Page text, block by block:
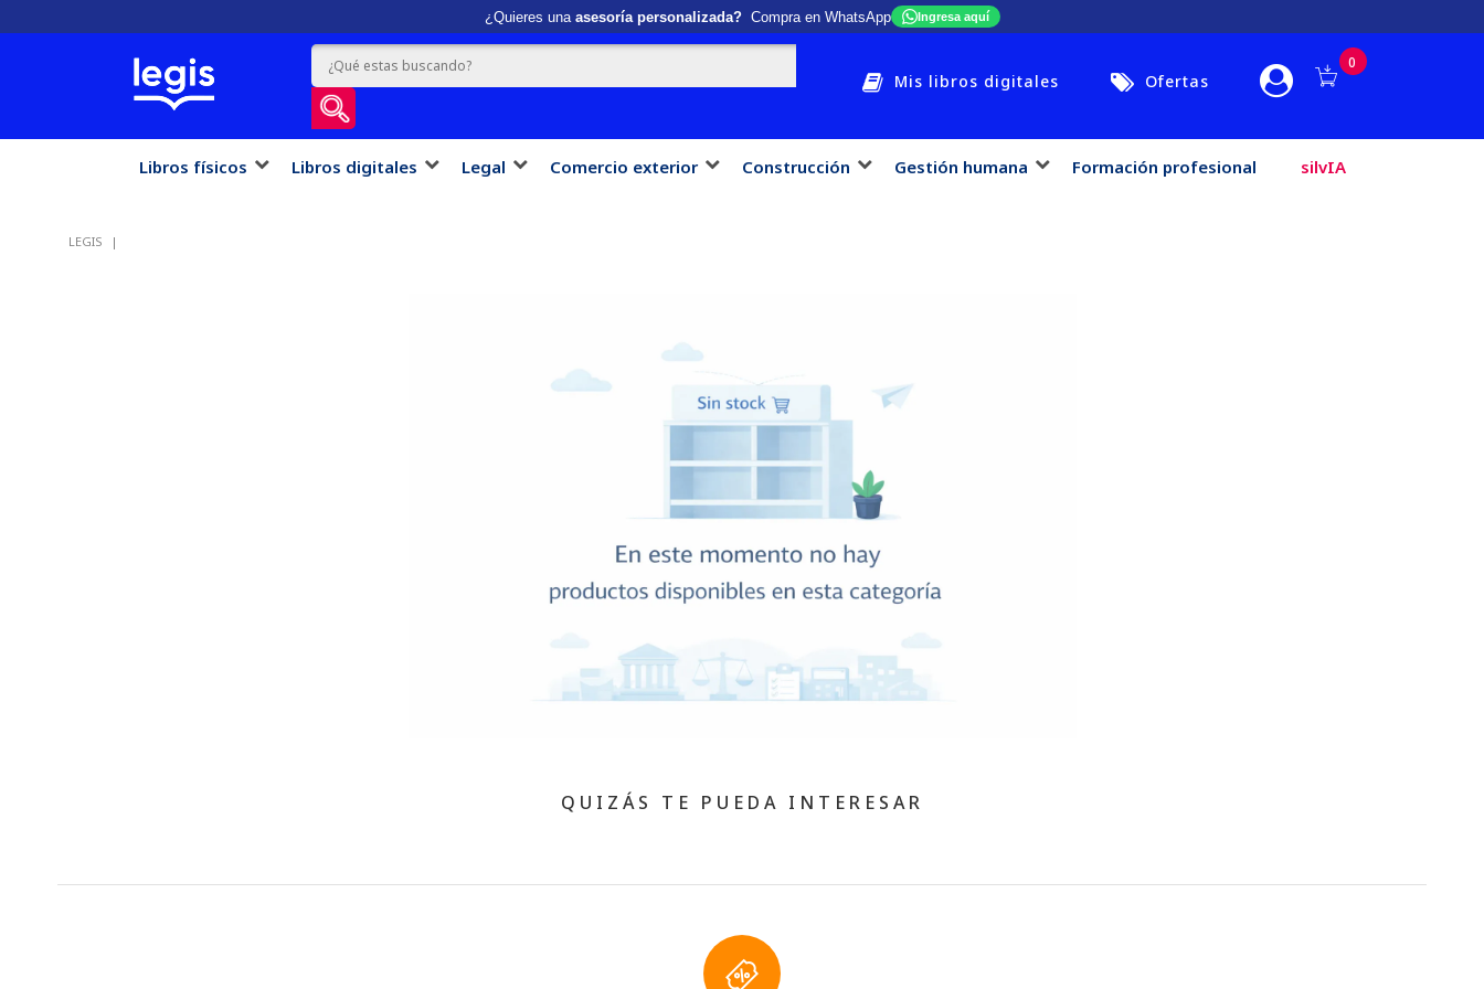
¿Quieres una asesoría personalizada?Compra en WhatsApp Ingresa aquí
Mis libros digitales Ofertas
0
Libros físicos Libros digitales Legal Comercio exterior Construcción Gestión humana Formación profesional silvIA
LEGIS
QUIZÁS TE PUEDA INTERESAR